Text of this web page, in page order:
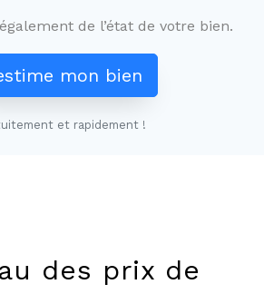
de l’état de votre bien.
mon bien
et rapidement !
des prix de